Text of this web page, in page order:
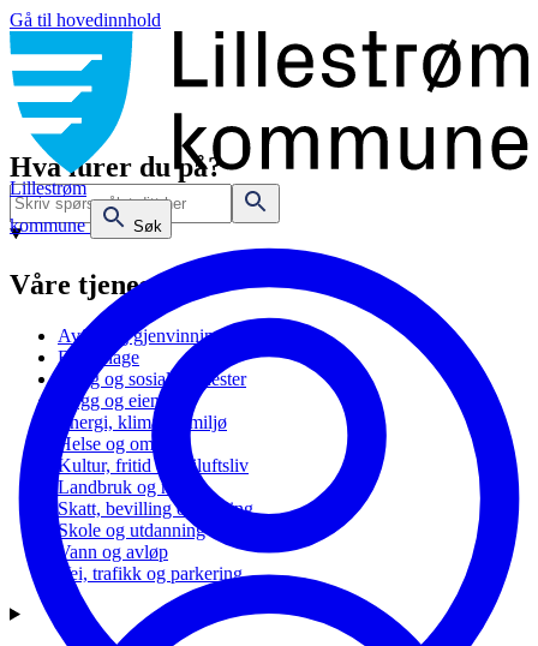
Gå til hovedinnhold
Lillestrøm
kommune
Søk
Hva lurer du på?
Våre tjenester
Avfall og gjenvinning
Barnehage
Bolig og sosiale tjenester
Bygg og eiendom
Energi, klima og miljø
Helse og omsorg
Kultur, fritid og friluftsliv
Landbruk og natur
Skatt, bevilling og næring
Skole og utdanning
Vann og avløp
Vei, trafikk og parkering